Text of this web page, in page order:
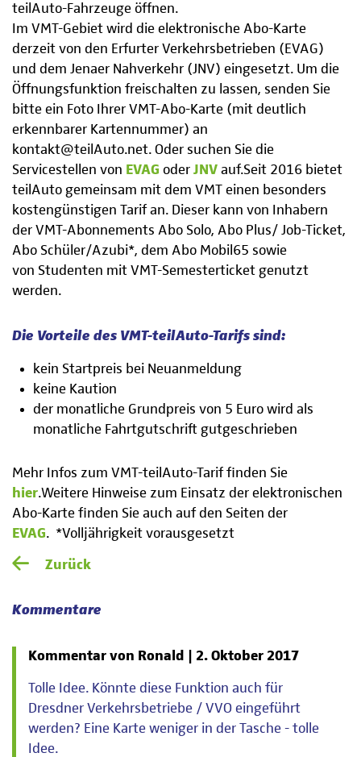
teilAuto-Fahrzeuge öffnen.
Im VMT-Gebiet wird die elektronische Abo-Karte
derzeit von den Erfurter Verkehrsbetrieben (EVAG)
und dem Jenaer Nahverkehr (JNV) eingesetzt. Um die
Öffnungsfunktion freischalten zu lassen, senden Sie
bitte ein Foto Ihrer VMT-Abo-Karte (mit deutlich
erkennbarer Kartennummer) an
kontakt@teilAuto.net. Oder suchen Sie die
Servicestellen von EVAG oder JNV auf.Seit 2016 bietet
teilAuto gemeinsam mit dem VMT einen besonders
kostengünstigen Tarif an. Dieser kann von Inhabern
der VMT-Abonnements Abo Solo, Abo Plus/ Job-Ticket,
Abo Schüler/Azubi*, dem Abo Mobil65 sowie
von Studenten mit VMT-Semesterticket genutzt
werden.
Die Vorteile des VMT-teilAuto-Tarifs sind:
kein Startpreis bei Neuanmeldung
keine Kaution
der monatliche Grundpreis von 5 Euro wird als
monatliche Fahrtgutschrift gutgeschrieben
Mehr Infos zum VMT-teilAuto-Tarif finden Sie
hier.Weitere Hinweise zum Einsatz der elektronischen
Abo-Karte finden Sie auch auf den Seiten der
EVAG. *Volljährigkeit vorausgesetzt
Zurück
Kommentare
Kommentar von Ronald | 2. Oktober 2017
Tolle Idee. Könnte diese Funktion auch für
Dresdner Verkehrsbetriebe / VVO eingeführt
werden? Eine Karte weniger in der Tasche - tolle
Idee.